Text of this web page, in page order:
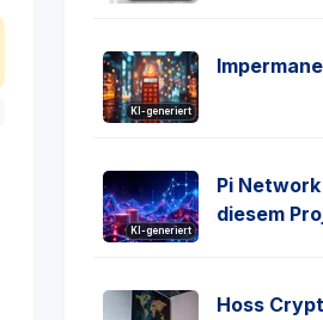
KI-generiert
KI-generiert
Pi
diesem
Hoss